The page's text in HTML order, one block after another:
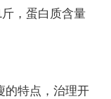
，蛋白质含量
的特点，治理开